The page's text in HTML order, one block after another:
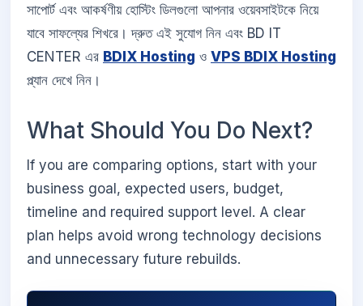
সাপোর্ট এবং আকর্ষণীয় হোস্টিং ডিলগুলো আপনার ওয়েবসাইটকে নিয়ে
যাবে সাফল্যের শিখরে। দ্রুত এই সুযোগ নিন এবং BD IT
CENTER এর BDIX Hosting ও VPS BDIX Hosting
প্ল্যান দেখে নিন।
What Should You Do Next?
If you are comparing options, start with your
business goal, expected users, budget,
timeline and required support level. A clear
plan helps avoid wrong technology decisions
and unnecessary future rebuilds.